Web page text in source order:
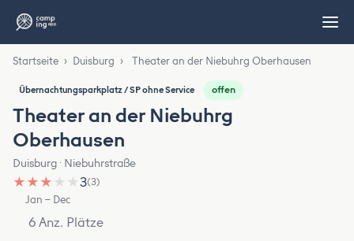
Startseite › Duisburg › Theater an der Niebuhrg Oberhausen
Übernachtungsparkplatz / SP ohne Service offen
Theater an der Niebuhrg
Oberhausen
Duisburg · Niebuhrstraße
★ ★ ★ ★ ★3(3)
Jan – Dec
6 Anz. Plätze